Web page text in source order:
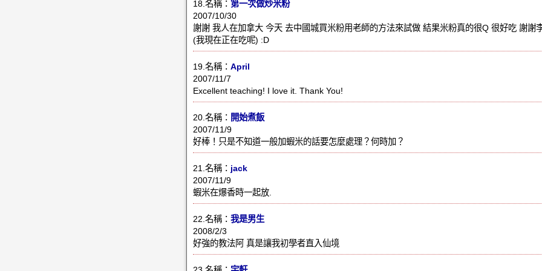
18.名稱： 第一次做炒米粉
2007/10/30
謝謝 我人在加拿大 今天 去中國城買米粉用老師的方法來試做 結果米粉真的很Q 很好吃 謝謝
(我現在正在吃呢) :D
19.名稱： April
2007/11/7
Excellent teaching! I love it. Thank You!
20.名稱： 開始煮飯
2007/11/9
好棒！只是不知道一般加蝦米的話要怎麼處理？何時加？
21.名稱： jack
2007/11/9
蝦米在爆香時一起放.
22.名稱： 我是男生
2008/2/3
好強的教法阿 真是讓我初學者直入仙境